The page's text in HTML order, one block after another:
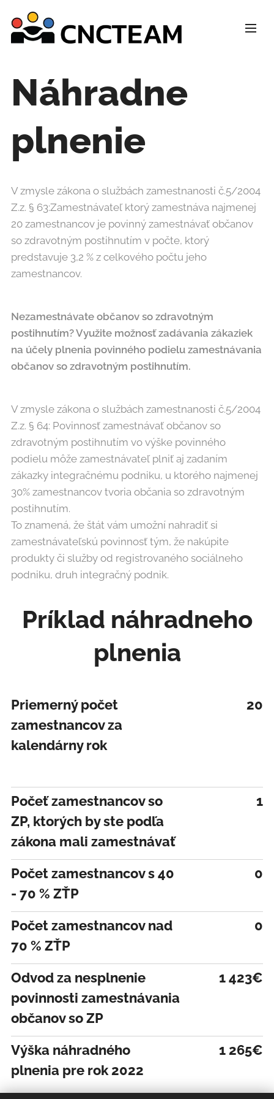
Náhradne
plnenie
V zmysle zákona o službách zamestnanosti č.5/2004
Z.z. § 63:Zamestnávateľ ktorý zamestnáva najmenej
20 zamestnancov je povinný zamestnávať občanov
so zdravotným postihnutím v počte, ktorý
predstavuje 3,2 % z celkového počtu jeho
zamestnancov.
Nezamestnávate občanov so zdravotným
postihnutím? Využite možnosť zadávania zákaziek
na účely plnenia povinného podielu zamestnávania
občanov so zdravotným postihnutím.
V zmysle zákona o službách zamestnanosti č.5/2004
Z.z. § 64: Povinnosť zamestnávať občanov so
zdravotným postihnutím vo výške povinného
podielu môže zamestnávateľ plniť aj zadaním
zákazky integračnému podniku, u ktorého najmenej
30% zamestnancov tvoria občania so zdravotným
postihnutím.
To znamená, že štát vám umožní nahradiť si
zamestnávateľskú povinnosť tým, že nakúpite
produkty či služby od registrovaného sociálneho
podniku, druh integračný podnik.
Príklad náhradneho
plnenia
Priemerný počet
zamestnancov za
kalendárny rok
20
Počeť zamestnancov so
ZP, ktorých by ste podľa
zákona mali zamestnávať
1
Počet zamestnancov s 40
- 70 % ZŤP
0
Počet zamestnancov nad
70 % ZŤP
0
Odvod za nesplnenie
povinnosti zamestnávania
občanov so ZP
1 423€
Výška náhradného
plnenia pre rok 2022
1 265€